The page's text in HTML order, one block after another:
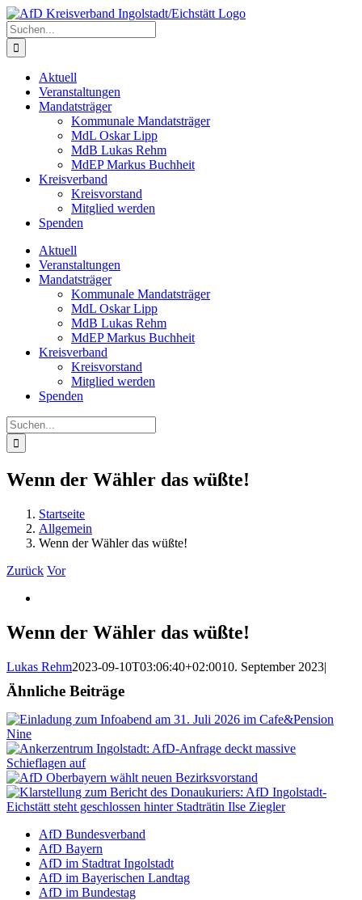
Zum
Inhalt
springen
Suche
nach:
Aktuell
Veranstaltungen
Mandatsträger
Kommunale Mandatsträger
MdL Oskar Lipp
MdB Lukas Rehm
MdEP Markus Buchheit
Kreisverband
Kreisvorstand
Mitglied werden
Spenden
Aktuell
Veranstaltungen
Mandatsträger
Kommunale Mandatsträger
MdL Oskar Lipp
MdB Lukas Rehm
MdEP Markus Buchheit
Kreisverband
Kreisvorstand
Mitglied werden
Spenden
Suche
nach:
Wenn der Wähler das wüßte!
Startseite
Allgemein
Wenn der Wähler das wüßte!
Zurück Vor
Wenn der Wähler das wüßte!
Lukas Rehm2023-09-10T03:06:40+02:0010. September 2023|
Ähnliche Beiträge
AfD Bundesverband
AfD Bayern
AfD im Stadtrat Ingolstadt
AfD im Bayerischen Landtag
AfD im Bundestag